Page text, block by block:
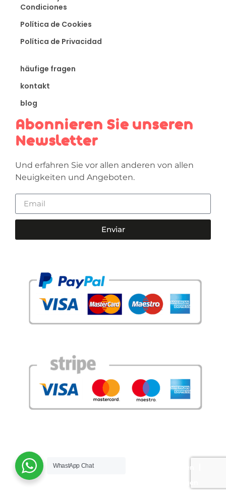
Condiciones
Política de Cookies
Política de Privacidad
häufige fragen
kontakt
blog
Abonnieren Sie unseren
Newsletter
Und erfahren Sie vor allen anderen von allen
Neuigkeiten und Angeboten.
Enviar
Rechtliche Warnung
Geschäftsbedingungen
Cookie-Richtlinie
Datenschutz-Bestimmungen
WhastApp Chat